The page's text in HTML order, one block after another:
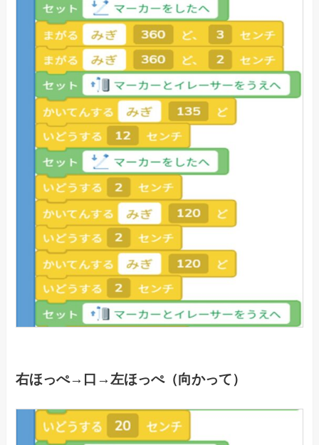
右ほっぺ→口→左ほっぺ（向かって）